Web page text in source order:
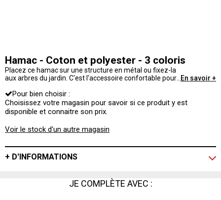
Hamac - Coton et polyester - 3 coloris
Placez ce hamac sur une structure en métal ou fixez-la
aux arbres du jardin. C'est l'accessoire confortable pour
En savoir +
Pour bien choisir :
Choisissez votre magasin pour savoir si ce produit y est
disponible et connaitre son prix.
Voir le stock d'un autre magasin
+ D'INFORMATIONS
JE COMPLÈTE AVEC :